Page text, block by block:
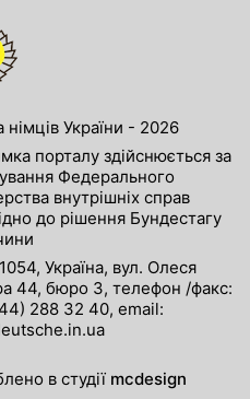
України - 2026
порталу здійснюється за
Федерального
внутрішніх справ
до рішення Бундестагу
Україна, вул. Олеся
44, бюро 3, телефон /факс:
288 32 40, email:
в студії mcdesign